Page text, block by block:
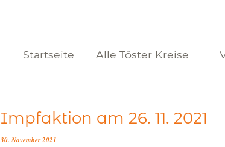
Startseite Alle Töster Kreise
Impfaktion am 26. 11. 2021
30. November 2021